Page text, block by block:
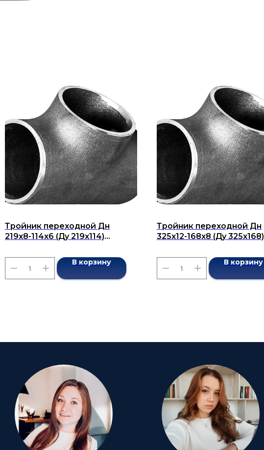
Тройник переходной Дн
219x8-114x6 (Ду 219x114)
В корзину
Тройник переходной Дн
325х12-168х8 (Ду 325х168)
В корзину